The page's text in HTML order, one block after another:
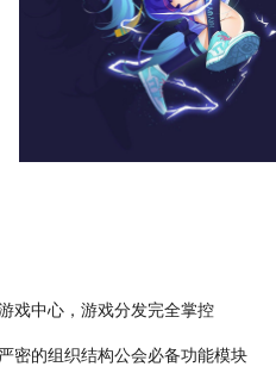
中心，游戏分发完全掌控
的组织结构公会必备功能模块